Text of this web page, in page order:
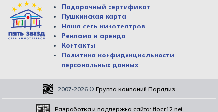
Подарочный сертификат
Пушкинская карта
Наша сеть кинотеатров
Реклама и аренда
Контакты
Политика конфиденциальности
персональных данных
2007-2026 © Группа компаний Парадиз
Разработка и поддержка сайта: floor12.net